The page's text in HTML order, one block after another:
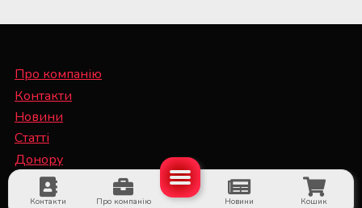
Контакти Про компанію Новини Кошик
Про компанію
Контакти
Новини
Статті
Донору
Спеціалісту